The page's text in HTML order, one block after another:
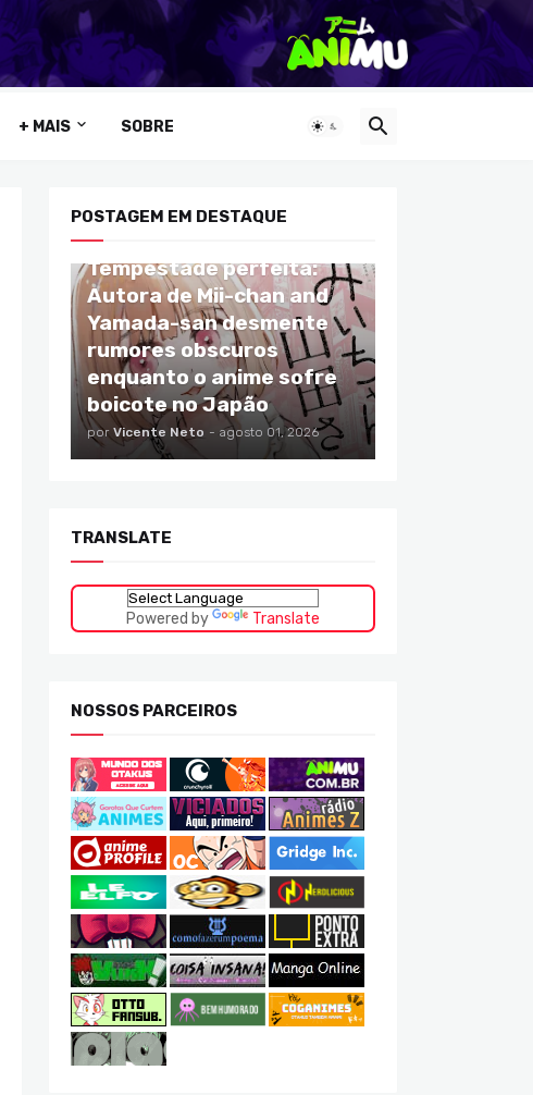
+ MAIS SOBRE
POSTAGEM EM DESTAQUE
Tempestade perfeita:
Autora de Mii-chan and
Yamada-san desmente
rumores obscuros
enquanto o anime sofre
boicote no Japão
por Vicente Neto - agosto 01, 2026
TRANSLATE
Powered by Translate
NOSSOS PARCEIROS